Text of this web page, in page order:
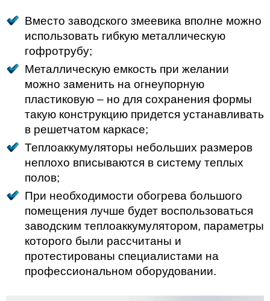
Вместо заводского змеевика вполне можно
использовать гибкую металлическую
гофротрубу;
Металлическую емкость при желании
можно заменить на огнеупорную
пластиковую – но для сохранения формы
такую конструкцию придется устанавливать
в решетчатом каркасе;
Теплоаккумуляторы небольших размеров
неплохо вписываются в систему теплых
полов;
При необходимости обогрева большого
помещения лучше будет воспользоваться
заводским теплоаккумулятором, параметры
которого были рассчитаны и
протестированы специалистами на
профессиональном оборудовании.